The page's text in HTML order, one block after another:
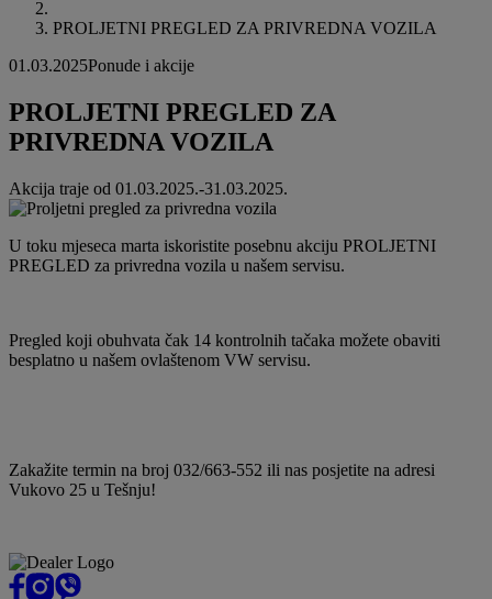
PROLJETNI PREGLED ZA PRIVREDNA VOZILA
01.03.2025Ponude i akcije
PROLJETNI PREGLED ZA
PRIVREDNA VOZILA
Akcija traje od 01.03.2025.-31.03.2025.
U toku mjeseca marta iskoristite posebnu akciju PROLJETNI
PREGLED za privredna vozila u našem servisu.
Pregled koji obuhvata čak 14 kontrolnih tačaka možete obaviti
besplatno u našem ovlaštenom VW servisu.
Zakažite termin na broj 032/663-552 ili nas posjetite na adresi
Vukovo 25 u Tešnju!